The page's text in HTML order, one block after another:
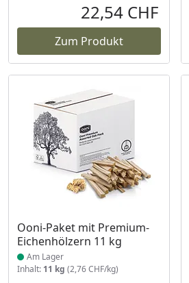
22,54 CHF
Zum Produkt
Ooni-Paket mit Premium-
Eichenhölzern 11 kg
Produkt am Lager
Am Lager
Inhalt: 11 kg (2,76 CHF/kg)